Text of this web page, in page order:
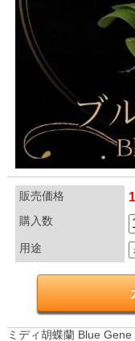
販売価格
購入数
用途
ミディ胡蝶蘭 Blue